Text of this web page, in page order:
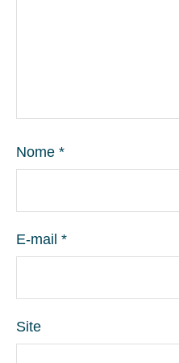
Nome *
E-mail *
Site